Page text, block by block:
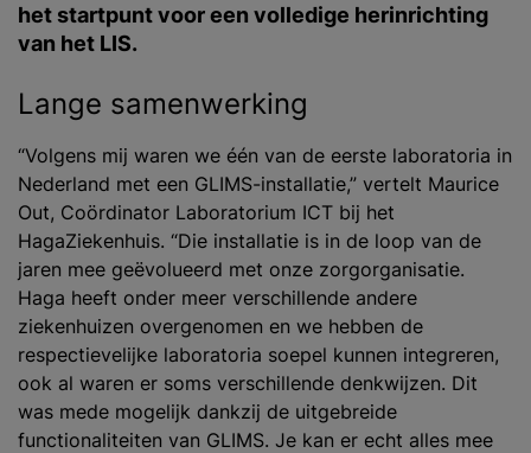
het startpunt voor een volledige herinrichting
van het LIS.
Lange samenwerking
“Volgens mij waren we één van de eerste laboratoria in
Nederland met een GLIMS-installatie,” vertelt Maurice
Out, Coördinator Laboratorium ICT bij het
HagaZiekenhuis. “Die installatie is in de loop van de
jaren mee geëvolueerd met onze zorgorganisatie.
Haga heeft onder meer verschillende andere
ziekenhuizen overgenomen en we hebben de
respectievelijke laboratoria soepel kunnen integreren,
ook al waren er soms verschillende denkwijzen. Dit
was mede mogelijk dankzij de uitgebreide
functionaliteiten van GLIMS. Je kan er echt alles mee